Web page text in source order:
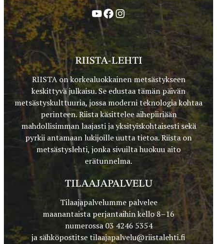
YouTube
Facebook
Instagram
RIISTA-LEHTI
RIISTA on korkealuokkainen metsästykseen
keskittyvä julkaisu. Se edustaa tämän päivän
metsästyskulttuuria, jossa moderni teknologia kohtaa
perinteen. Riista käsittelee aihepiiriään
mahdollisimman laajasti ja yksityiskohtaisesti sekä
pyrkii antamaan lukijoille uutta tietoa. Riista on
metsästyslehti, jonka sivuilta huokuu aito
erätunnelma.
TILAAJAPALVELU
Tilaajapalvelumme palvelee
maanantaista perjantaihin kello 8–16
numerossa 03 4246 5354
ja sähköpostitsetilaajapalvelu@riistalehti.fi